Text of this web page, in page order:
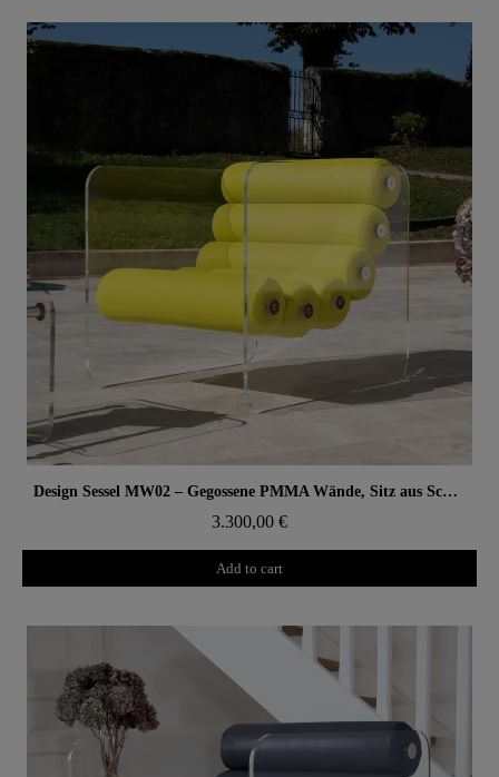
Aperçu rapide Design Sessel MW02 – Gegossene PMMA Wände, Sitz aus Schaumstoff und 3D-Stoff
3.300,00 €
Add to cart